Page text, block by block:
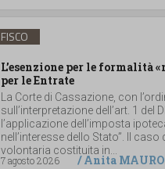
FISCO
L’esenzione per le formalità
per le Entrate
La Corte di Cassazione, con
sull’interpretazione dell’art. 1 del
l’applicazione dell’imposta
nell’interesse dello Stato”. Il
volontaria costituita in...
7 agosto 2026
/Anita MAURO